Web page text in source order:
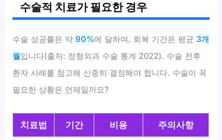
수술적 치료가 필요한 경우
수술 성공률은 약90%에 달하며, 회복 기간은 평균 3개
월입니다(출처: 정형외과 수술 통계 2022). 수술 전후
환자 사례를 참고해 신중히 결정해야 합니다. 수술이 꼭
필요한 상황은 언제일까요?
치료법 기간 비용 주의사항